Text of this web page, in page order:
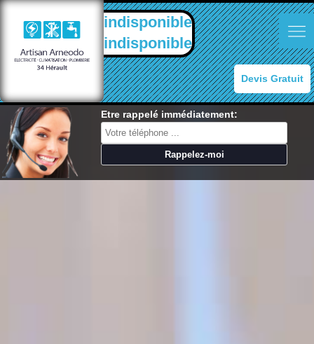
indisponible
indisponible
Devis Gratuit
Etre rappelé immédiatement: